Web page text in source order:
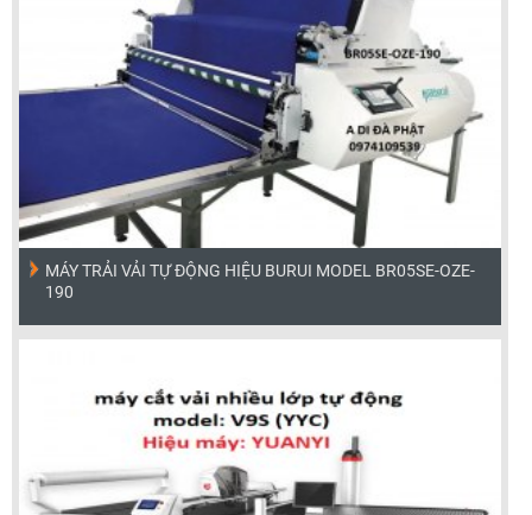
MÁY TRẢI VẢI TỰ ĐỘNG HIỆU BURUI MODEL BR05SE-OZE-
190